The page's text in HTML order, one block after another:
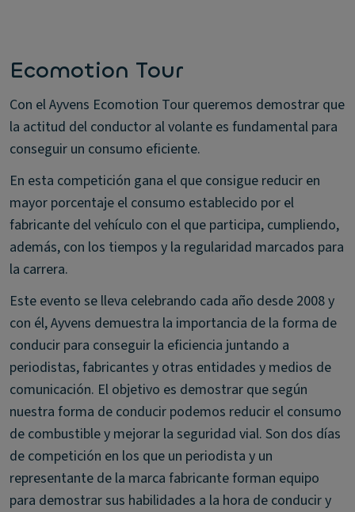
Ecomotion Tour
Con el Ayvens Ecomotion Tour queremos demostrar que
la actitud del conductor al volante es fundamental para
conseguir un consumo eficiente.
En esta competición gana el que consigue reducir en
mayor porcentaje el consumo establecido por el
fabricante del vehículo con el que participa, cumpliendo,
además, con los tiempos y la regularidad marcados para
la carrera.
Este evento se lleva celebrando cada año desde 2008 y
con él, Ayvens demuestra la importancia de la forma de
conducir para conseguir la eficiencia juntando a
periodistas, fabricantes y otras entidades y medios de
comunicación. El objetivo es demostrar que según
nuestra forma de conducir podemos reducir el consumo
de combustible y mejorar la seguridad vial. Son dos días
de competición en los que un periodista y un
representante de la marca fabricante forman equipo
para demostrar sus habilidades a la hora de conducir y